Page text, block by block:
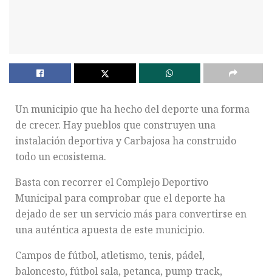
Un municipio que ha hecho del deporte una forma
de crecer. Hay pueblos que construyen una
instalación deportiva y Carbajosa ha construido
todo un ecosistema.
Basta con recorrer el Complejo Deportivo
Municipal para comprobar que el deporte ha
dejado de ser un servicio más para convertirse en
una auténtica apuesta de este municipio.
Campos de fútbol, atletismo, tenis, pádel,
baloncesto, fútbol sala, petanca, pump track,